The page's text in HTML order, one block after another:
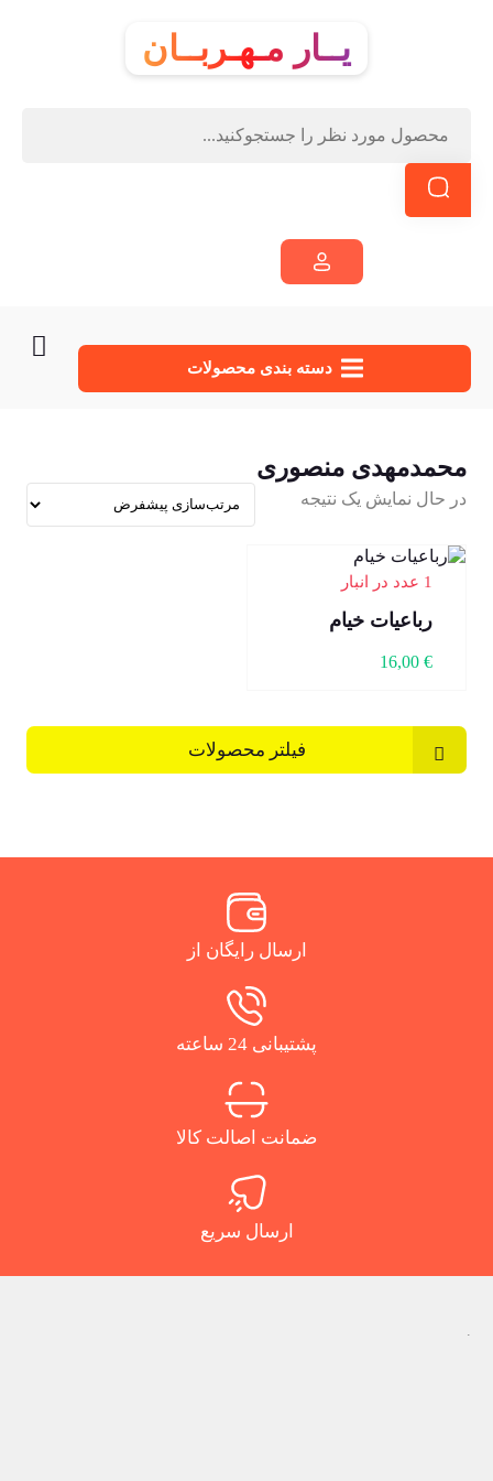
یــار مـهـربــان
دسته‌ بندی محصولات
محمدمهدی منصوری
در حال نمایش یک نتیجه
1 عدد در انبار
رباعیات خیام
16,00 €
فیلتر محصولات
ارسال رایگان از
پشتیبانی 24 ساعته
ضمانت اصالت کالا
ارسال سریع
.